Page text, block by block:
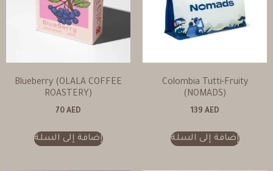
Colombia Tutti-Fruity
(NOMADS)
139 AED
إضافة إلى السلة
Blueberry (OLALA COFFEE
ROASTERY)
70 AED
إضافة إلى السلة